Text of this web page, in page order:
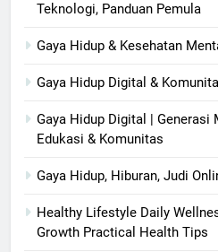
Teknologi, Panduan Pemula
Gaya Hidup & Kesehatan
Gaya Hidup Digital &
Gaya Hidup Digital | Generasi
Edukasi & Komunitas
Gaya Hidup, Hiburan, Judi
Healthy Lifestyle Daily
Growth Practical Health Tips